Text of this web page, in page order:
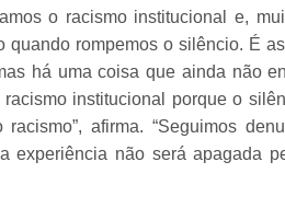
o racismo institucional e,
quando rompemos o silêncio. É
há uma coisa que ainda não
institucional porque o
afirma. “Seguimos
experiência não será apagada